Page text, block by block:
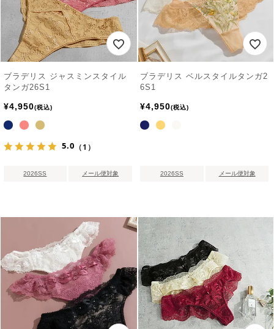
ブラデリス ジャスミンスタイル
タンガ26S1
¥4,950 税込
5.0 （1）
2026SS メール便対象
ブラデリス ベルスタイルタンガ2
6S1
¥4,950 税込
2026SS メール便対象